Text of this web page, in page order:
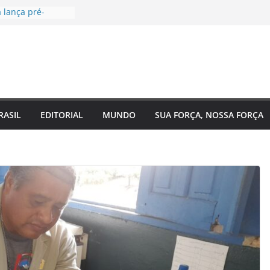
lança pré-
EUA e Bélgica
2 do Plano
e reforça
estado
ruas e
à
urgente
e
para
Manaus
EDITORIAL MUNDO SUA FORÇA, NOSSA FORÇA